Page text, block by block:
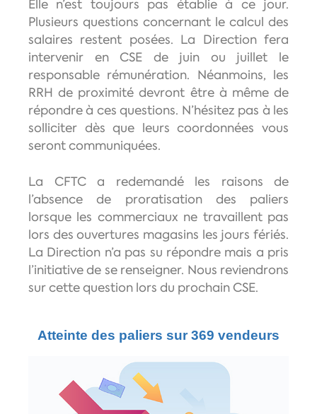
Elle n’est toujours pas établie à ce jour.
Plusieurs questions concernant le calcul des
salaires restent posées. La Direction fera
intervenir en CSE de juin ou juillet le
responsable rémunération. Néanmoins, les
RRH de proximité devront être à même de
répondre à ces questions. N’hésitez pas à les
solliciter dès que leurs coordonnées vous
seront communiquées.
La CFTC a redemandé les raisons de
l’absence de proratisation des paliers
lorsque les commerciaux ne travaillent pas
lors des ouvertures magasins les jours fériés.
La Direction n’a pas su répondre mais a pris
l’initiative de se renseigner. Nous reviendrons
sur cette question lors du prochain CSE.
Atteinte des paliers sur 369 vendeurs